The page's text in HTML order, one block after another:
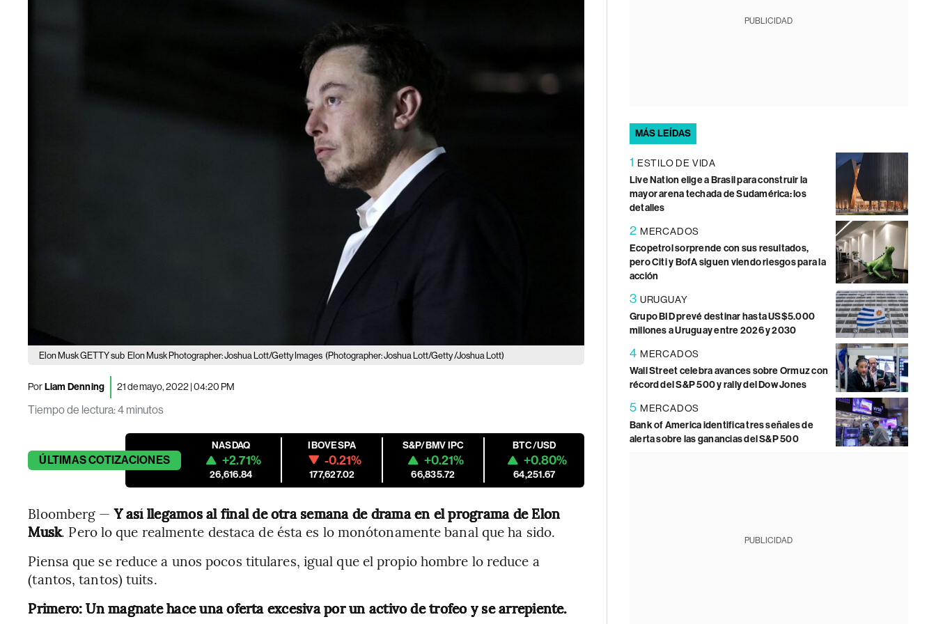
Elon Musk GETTY sub Elon Musk Photographer: Joshua Lott/Getty Images (Photographer: Joshua Lott/Getty /Joshua Lott)
PorLiam Denning 21 de mayo, 2022 | 04:20 PM
Tiempo de lectura:4 minutos
ÚLTIMASCOTIZACIONES
NASDAQ
+2.71%
26,616.84
IBOVESPA
-0.21%
177,627.02
S&P/BMV IPC
+0.21%
66,835.72
BTC/USD
+0.80%
64,251.67
Bloomberg —Y así llegamos al final de otra semana de drama en el programa de Elon
Musk. Pero lo que realmente destaca de ésta es lo monótonamente banal que ha sido.
Piensa que se reduce a unos pocos titulares, igual que el propio hombre lo reduce a
(tantos, tantos) tuits.
Primero: Un magnate hace una oferta excesiva por un activo de trofeo y se arrepiente.
PUBLICIDAD
MÁS LEÍDAS
1 ESTILO DE VIDA
Live Nation elige a Brasil para construir la
mayor arena techada de Sudamérica: los
detalles
2 MERCADOS
Ecopetrol sorprende con sus resultados,
pero Citi y BofA siguen viendo riesgos para la
acción
3 URUGUAY
Grupo BID prevé destinar hasta US$5.000
millones a Uruguay entre 2026 y 2030
4 MERCADOS
Wall Street celebra avances sobre Ormuz con
récord del S&P 500 y rally del Dow Jones
5 MERCADOS
Bank of America identifica tres señales de
alerta sobre las ganancias del S&P 500
PUBLICIDAD